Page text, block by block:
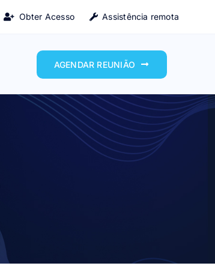
Obter Acesso Assistência remota
AGENDAR REUNIÃO